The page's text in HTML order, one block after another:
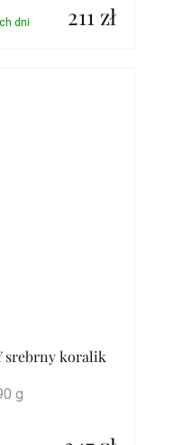
211 zł
srebrny koralik
g